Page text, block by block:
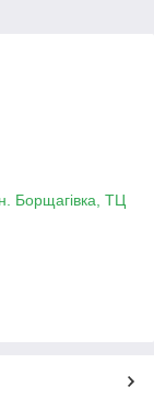
Борщагівка, ТЦ